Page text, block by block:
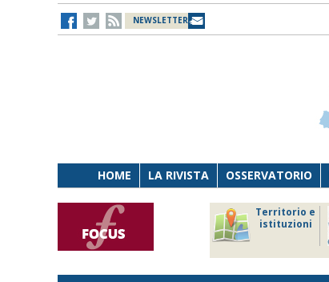
NEWSLETTER
HOME LA RIVISTA OSSERVATORIO
Territorio e
istituzioni